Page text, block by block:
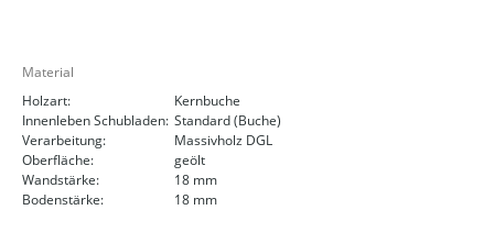
Material
Holzart:
Kernbuche
Innenleben Schubladen: Standard (Buche)
Verarbeitung:
Massivholz DGL
Oberfläche:
geölt
Wandstärke:
18 mm
Bodenstärke:
18 mm